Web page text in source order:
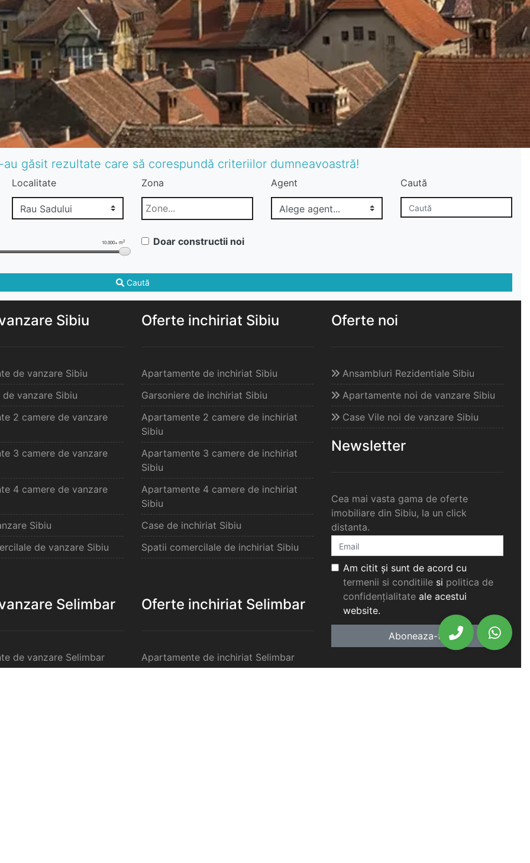
găsit rezultate care să corespundă criteriilor dumneavoastră!
Localitate Zona Agent Caută
10.000+ m2 Doar constructii noi
Caută
Sibiu
de vanzare Sibiu
de vanzare Sibiu
2 camere de vanzare
3 camere de vanzare
4 camere de vanzare
Sibiu
de vanzare Sibiu
Selimbar
de vanzare Selimbar
Oferte inchiriat Sibiu
Apartamente de inchiriat Sibiu
Garsoniere de inchiriat Sibiu
Apartamente 2 camere de inchiriat
Sibiu
Apartamente 3 camere de inchiriat
Sibiu
Apartamente 4 camere de inchiriat
Sibiu
Case de inchiriat Sibiu
Spatii comercilale de inchiriat Sibiu
Oferte inchiriat Selimbar
Apartamente de inchiriat Selimbar
Oferte noi
Ansambluri Rezidentiale Sibiu
Apartamente noi de vanzare Sibiu
Case Vile noi de vanzare Sibiu
Newsletter
Cea mai vasta gama de oferte
imobiliare din Sibiu, la un click
distanta.
Am citit și sunt de acord cu
termenii si conditiile si politica de
confidențialitate ale acestui
website.
Aboneaza-te